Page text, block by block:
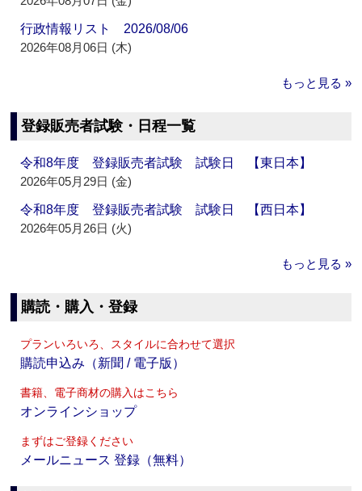
行政情報リスト 2026/08/06
2026年08月06日 (木)
もっと見る »
登録販売者試験・日程一覧
令和8年度 登録販売者試験 試験日 【東日本】
2026年05月29日 (金)
令和8年度 登録販売者試験 試験日 【西日本】
2026年05月26日 (火)
もっと見る »
購読・購入・登録
プランいろいろ、スタイルに合わせて選択
購読申込み（新聞 / 電子版）
書籍、電子商材の購入はこちら
オンラインショップ
まずはご登録ください
メールニュース 登録（無料）